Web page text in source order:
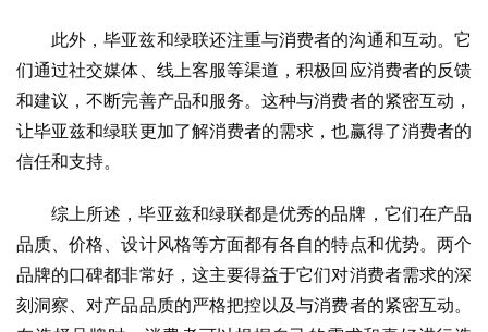
此外，毕亚兹和绿联还注重与消费者的沟通和互动。它
们通过社交媒体、线上客服等渠道，积极回应消费者的反馈
和建议，不断完善产品和服务。这种与消费者的紧密互动，
让毕亚兹和绿联更加了解消费者的需求，也赢得了消费者的
信任和支持。
综上所述，毕亚兹和绿联都是优秀的品牌，它们在产品
品质、价格、设计风格等方面都有各自的特点和优势。两个
品牌的口碑都非常好，这主要得益于它们对消费者需求的深
刻洞察、对产品品质的严格把控以及与消费者的紧密互动。